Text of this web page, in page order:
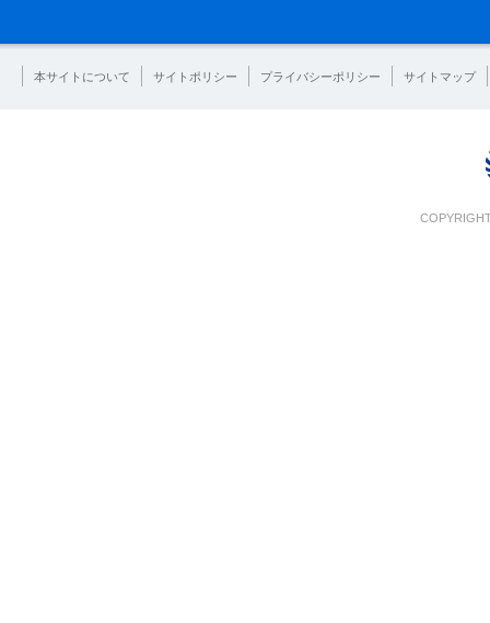
本サイトについて サイトポリシー プライバシーポリシー サイトマップ